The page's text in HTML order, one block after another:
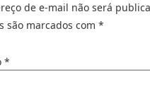
de e-mail não será
são marcados com *
*